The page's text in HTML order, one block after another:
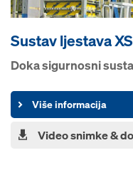
Sustav ljestava XS
Doka sigurnosni
Više informacija
Video snimke &